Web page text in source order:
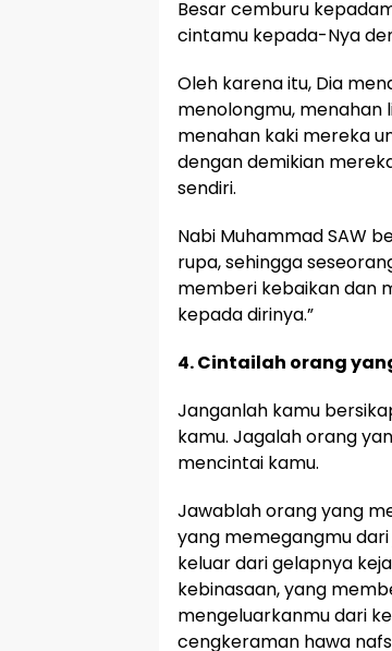
Besar cemburu
cintamu kepada-Nya
Oleh karena itu, Dia
menolongmu, menahan
menahan kaki mereka
dengan demikian
sendiri.
Nabi Muhammad SAW
rupa, sehingga
memberi kebaikan dan
kepada dirinya.”
4. Cintailah orang
Janganlah kamu
kamu. Jagalah orang
mencintai kamu.
Jawablah orang yang
yang memegangmu
keluar dari gelapnya
kebinasaan, yang
mengeluarkanmu dari
cengkeraman hawa